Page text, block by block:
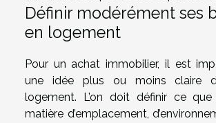
Définir modérément ses
en logement
Pour un achat immobilier, il est
une idée plus ou moins claire
logement. L’on doit définir ce
matière d’emplacement,